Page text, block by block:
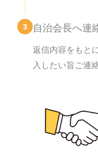
3 自治会長へ連
返信内容をもと
入したい旨ご連